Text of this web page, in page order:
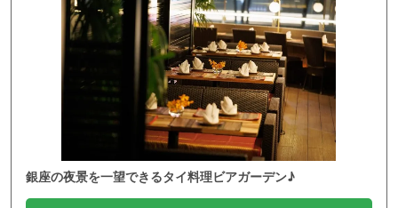
銀座の夜景を一望できるタイ料理ビアガーデン♪